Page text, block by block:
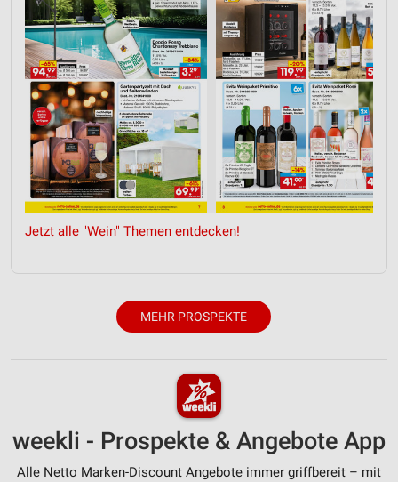
Jetzt alle "Wein" Themen entdecken!
MEHR PROSPEKTE
weekli - Prospekte & Angebote App
Alle Netto Marken-Discount Angebote immer griffbereit – mit
Notwendig
Performance
Funktional
Werbung